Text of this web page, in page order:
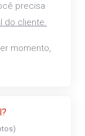
precisa
do cliente.
momento,